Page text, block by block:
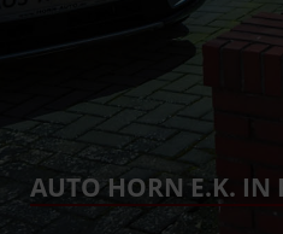
AUTO HORN E.K. IN